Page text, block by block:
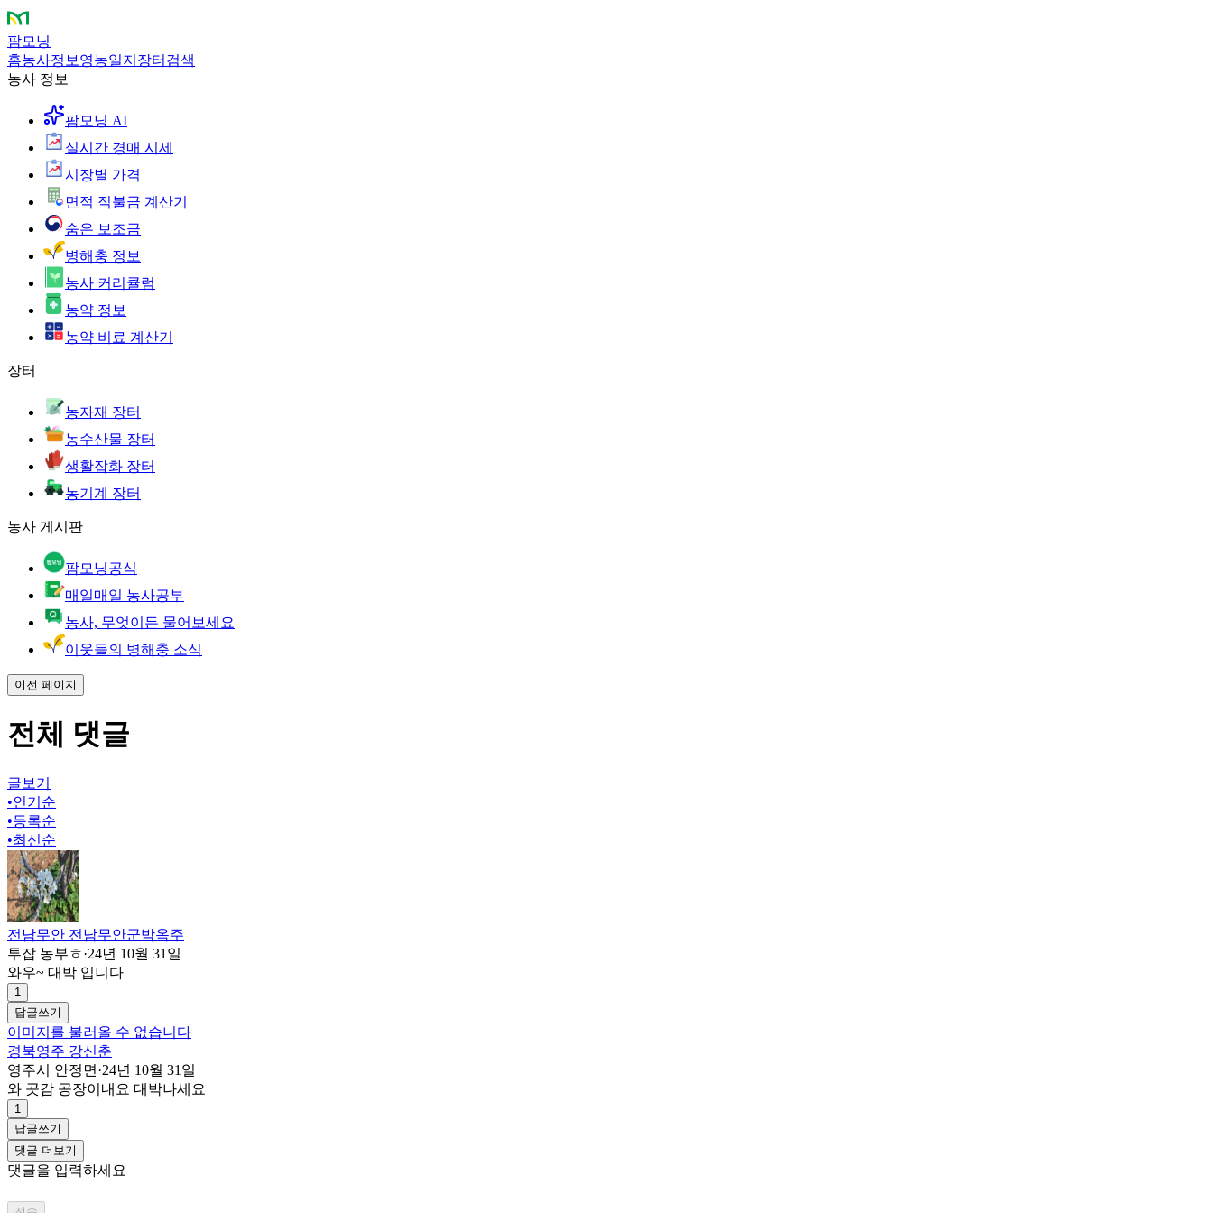
팜모닝
홈농사정보 영농일지 장터 검색
농사 정보
팜모닝 AI
실시간 경매 시세
시장별 가격
면적 직불금 계산기
숨은 보조금
병해충 정보
농사 커리큘럼
농약 정보
농약 비료 계산기
장터
농자재 장터
농수산물 장터
생활잡화 장터
농기계 장터
농사 게시판
팜모닝공식
매일매일 농사공부
농사, 무엇이든 물어보세요
이웃들의 병해충 소식
이전 페이지
전체 댓글
글보기
•인기순
•등록순
•최신순
전남무안 전남무안군박옥주
투잡 농부ㅎ·24년 10월 31일
와우~ 대박 입니다
1
답글쓰기
이미지를 불러올 수 없습니다
경북영주 강신춘
영주시 안정면 ·24년 10월 31일
와 곳감 공장이내요 대박나세요
1
답글쓰기
댓글 더보기
댓글을 입력하세요